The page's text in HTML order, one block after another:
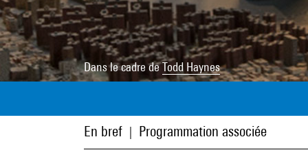
Dans le cadre deTodd Haynes
En bref Programmation associée